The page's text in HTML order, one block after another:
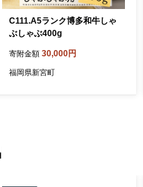
C111.A5ランク博多和牛しゃ
ぶしゃぶ400g
寄附金額 30,000円
福岡県新宮町